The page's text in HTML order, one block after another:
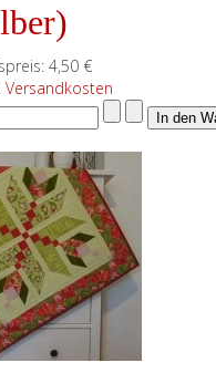
4,50 €
Versandkosten